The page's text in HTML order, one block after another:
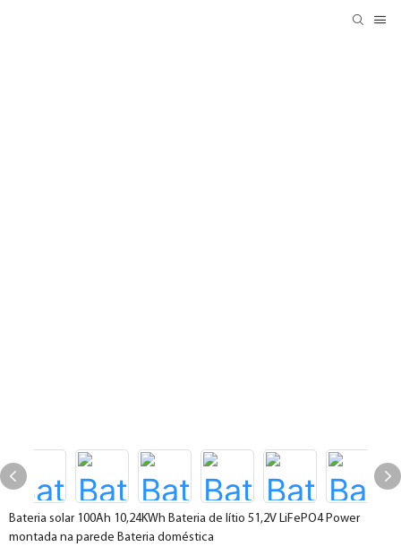
Bateria solar 100Ah 10,24KWh Bateria de lítio 51,2V LiFePO4 Power
montada na parede Bateria doméstica